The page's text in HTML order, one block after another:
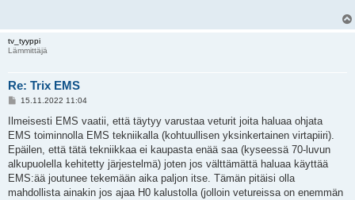
tv_tyyppi
Lämmittäjä
Re: Trix EMS
V
e
t
i
15.11.2022 11:04
Ilmeisesti EMS vaatii, että täytyy varustaa veturit joita haluaa ohjata
EMS toiminnolla EMS tekniikalla (kohtuullisen yksinkertainen virtapiiri).
Epäilen, että tätä tekniikkaa ei kaupasta enää saa (kyseessä 70-luvun
alkupuolella kehitetty järjestelmä) joten jos välttämättä haluaa käyttää
EMS:ää joutunee tekemään aika paljon itse. Tämän pitäisi olla
mahdollista ainakin jos ajaa H0 kalustolla (jolloin vetureissa on enemmän